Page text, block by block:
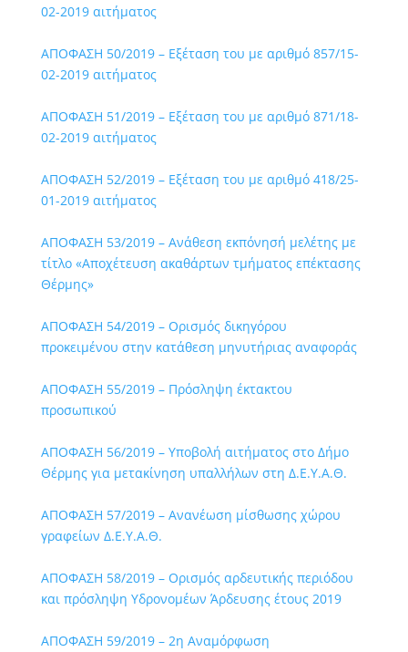
02-2019 αιτήματος
ΑΠΟΦΑΣΗ 50/2019 – Εξέταση του με αριθμό 857/15-
02-2019 αιτήματος
ΑΠΟΦΑΣΗ 51/2019 – Εξέταση του με αριθμό 871/18-
02-2019 αιτήματος
ΑΠΟΦΑΣΗ 52/2019 – Εξέταση του με αριθμό 418/25-
01-2019 αιτήματος
ΑΠΟΦΑΣΗ 53/2019 – Ανάθεση εκπόνησή μελέτης με
τίτλο «Αποχέτευση ακαθάρτων τμήματος επέκτασης
Θέρμης»
ΑΠΟΦΑΣΗ 54/2019 – Ορισμός δικηγόρου
προκειμένου στην κατάθεση μηνυτήριας αναφοράς
ΑΠΟΦΑΣΗ 55/2019 – Πρόσληψη έκτακτου
προσωπικού
ΑΠΟΦΑΣΗ 56/2019 – Υποβολή αιτήματος στο Δήμο
Θέρμης για μετακίνηση υπαλλήλων στη Δ.Ε.Υ.Α.Θ.
ΑΠΟΦΑΣΗ 57/2019 – Ανανέωση μίσθωσης χώρου
γραφείων Δ.Ε.Υ.Α.Θ.
ΑΠΟΦΑΣΗ 58/2019 – Ορισμός αρδευτικής περιόδου
και πρόσληψη Υδρονομέων Άρδευσης έτους 2019
ΑΠΟΦΑΣΗ 59/2019 – 2η Αναμόρφωση